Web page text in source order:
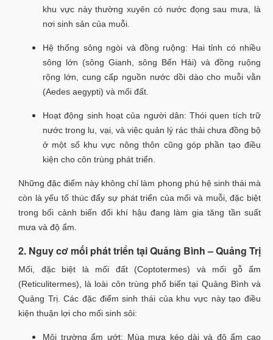
khu vực này thường xuyên có nước đọng sau mưa, là
nơi sinh sản của muỗi.
Hệ thống sông ngòi và đồng ruộng: Hai tỉnh có nhiều
sông lớn (sông Gianh, sông Bến Hải) và đồng ruộng
rộng lớn, cung cấp nguồn nước dồi dào cho muỗi vằn
(Aedes aegypti) và mối đất.
Hoạt động sinh hoạt của người dân: Thói quen tích trữ
nước trong lu, vại, và việc quản lý rác thải chưa đồng bộ
ở một số khu vực nông thôn cũng góp phần tạo điều
kiện cho côn trùng phát triển.
Những đặc điểm này không chỉ làm phong phú hệ sinh thái mà
còn là yếu tố thúc đẩy sự phát triển của mối và muỗi, đặc biệt
trong bối cảnh biến đổi khí hậu đang làm gia tăng tần suất
mưa và độ ẩm.
2. Nguy cơ mối phát triển tại Quảng Bình – Quảng Trị
Mối, đặc biệt là mối đất (Coptotermes) và mối gỗ ẩm
(Reticulitermes), là loài côn trùng phổ biến tại Quảng Bình và
Quảng Trị. Các đặc điểm sinh thái của khu vực này tạo điều
kiện thuận lợi cho mối sinh sôi:
Môi trường ẩm ướt: Mùa mưa kéo dài và độ ẩm cao